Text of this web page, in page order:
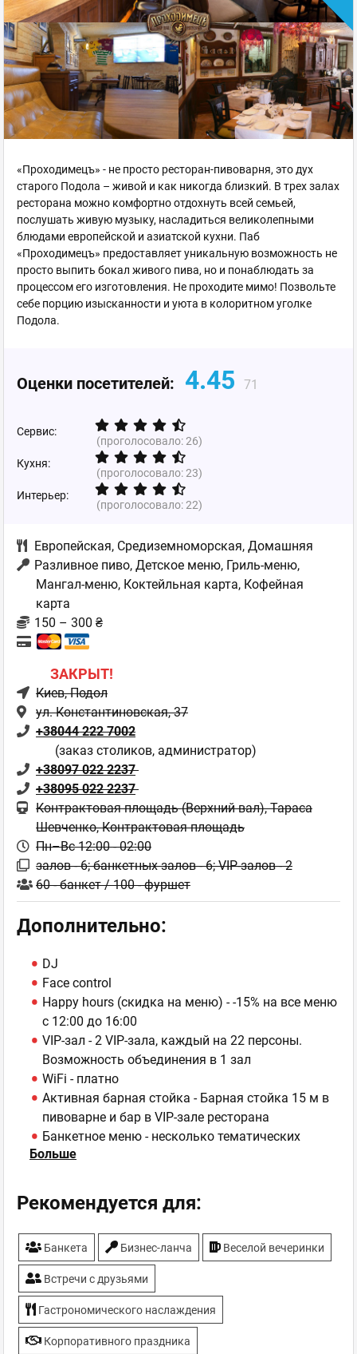
«Проходимецъ» - не просто ресторан-пивоварня, это дух
старого Подола – живой и как никогда близкий. В трех залах
ресторана можно комфортно отдохнуть всей семьей,
послушать живую музыку, насладиться великолепными
блюдами европейской и азиатской кухни. Паб
«Проходимецъ» предоставляет уникальную возможность не
просто выпить бокал живого пива, но и понаблюдать за
процессом его изготовления. Не проходите мимо! Позвольте
себе порцию изысканности и уюта в колоритном уголке
Подола.
Оценки посетителей: 4.45 71
Сервис:
(проголосовало:26)
Кухня:
(проголосовало:23)
Интерьер:
(проголосовало:22)
Европейская, Средиземноморская, Домашняя
Разливное пиво, Детское меню, Гриль-меню,
Мангал-меню, Коктейльная карта, Кофейная
карта
150 – 300 ₴
ЗАКРЫТ!
Киев, Подол
ул. Константиновская, 37
+38044 222 7002
(заказ столиков, администратор)
+38097 022 2237
+38095 022 2237
Контрактовая площадь (Верхний вал), Тараса
Шевченко, Контрактовая площадь
Пн–Вс 12:00 - 02:00
залов - 6; банкетных залов - 6; VIP-залов - 2
60 - банкет / 100 - фуршет
Дополнительно:
DJ
Face control
Happy hours (скидка на меню) - -15% на все меню
с 12:00 до 16:00
VIP-зал - 2 VIP-зала, каждый на 22 персоны.
Возможность объединения в 1 зал
WiFi - платно
Активная барная стойка - Барная стойка 15 м в
пивоварне и бар в VIP-зале ресторана
Банкетное меню - несколько тематических
вариантов банкетного меню
на 25 персон, зал "Кафе" на 25 персон, 2 VIP-зала
ресторана каждый на 22 персоны
Детские праздники
Детское меню - 2 варианта детского меню и
развлечения
Еда на вынос - Пиво, домашние заготовки
(варенье, соленья), наливки, выпечка, козий сыр
и масло, специи на вынос
Больше
Рекомендуется для:
Банкета Бизнес-ланча Веселой вечеринки
Встречи с друзьями
Гастрономического наслаждения
Корпоративного праздника